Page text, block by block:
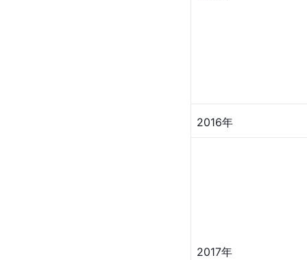
2016年
2017年